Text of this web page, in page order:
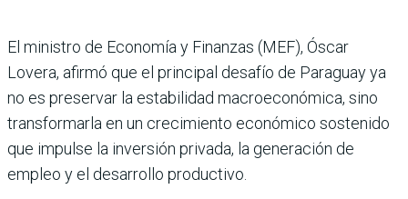
El ministro de Eco­nomía y Finanzas (MEF), Óscar
Lovera, afirmó que el principal desafío de Paraguay ya
no es preser­var la estabilidad macroeco­nómica, sino
transformarla en un crecimiento econó­mico sostenido
que impulse la inversión privada, la gene­ración de
empleo y el desarro­llo productivo.